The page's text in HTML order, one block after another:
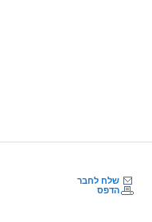
שלח לחבר
הדפס